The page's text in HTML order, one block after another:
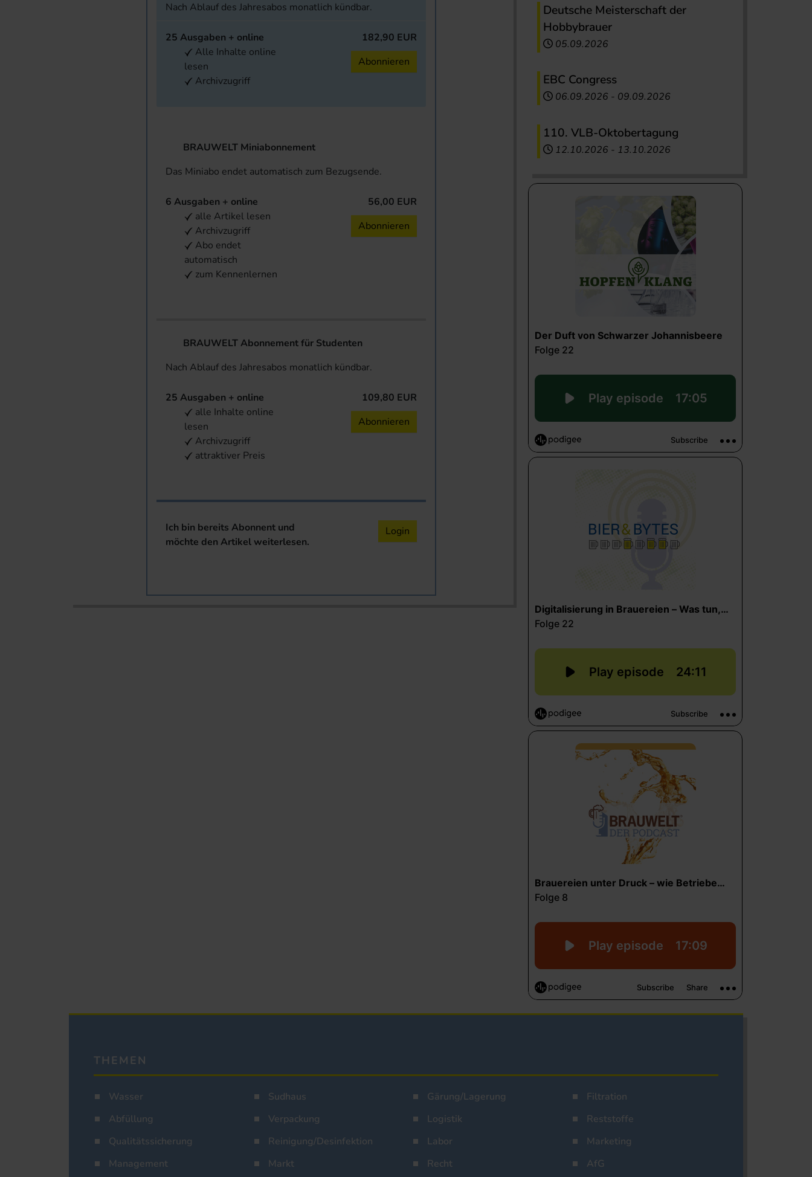
Nach Ablauf des Jahresabos monatlich kündbar.
25 Ausgaben + online
Alle Inhalte online
lesen
Archivzugriff
182,90 EUR
Abonnieren
BRAUWELT Miniabonnement
Das Miniabo endet automatisch zum Bezugsende.
6 Ausgaben + online
alle Artikel lesen
Archivzugriff
Abo endet
automatisch
zum Kennenlernen
56,00 EUR
Abonnieren
BRAUWELT Abonnement für Studenten
Nach Ablauf des Jahresabos monatlich kündbar.
25 Ausgaben + online
alle Inhalte online
lesen
Archivzugriff
attraktiver Preis
109,80 EUR
Abonnieren
Ich bin bereits Abonnent und
möchte den Artikel weiterlesen.
Login
Deutsche Meisterschaft der
Hobbybrauer
05.09.2026
EBC Congress
06.09.2026 - 09.09.2026
110. VLB-Oktobertagung
12.10.2026 - 13.10.2026
THEMEN
Wasser Sudhaus Gärung/Lagerung
Filtration
Abfüllung
Verpackung Logistik
Reststoffe
Qualitätssicherung
Reinigung/Desinfektion Labor
Marketing
Management
Markt Recht AfG